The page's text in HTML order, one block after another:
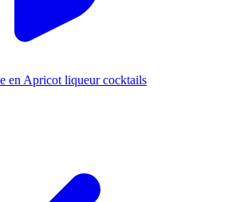
en Apricot liqueur cocktails